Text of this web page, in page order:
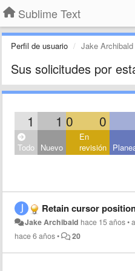
Sublime Text
Perfil de usuario Jake Archibald
Sus solicitudes por
1 1 0 0
Todo Nuevo
En
revisión
Retain cursor
Jake Archibald hace 15 años•
hace 6 años• 20